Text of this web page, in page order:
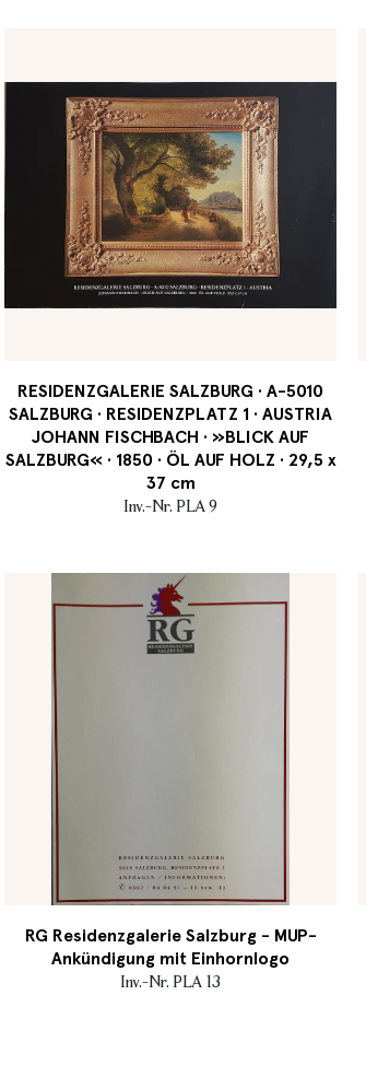
RESIDENZGALERIE SALZBURG · A-5010
SALZBURG · RESIDENZPLATZ 1 · AUSTRIA
JOHANN FISCHBACH · »BLICK AUF
SALZBURG« · 1850 · ÖL AUF HOLZ · 29,5 x
37 cm
Inv.-Nr. PLA 9
RG Residenzgalerie Salzburg - MUP-
Ankündigung mit Einhornlogo
Inv.-Nr. PLA 13